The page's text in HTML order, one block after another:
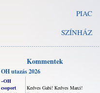
PIAC
SZÍNHÁZ
Kommentek
OH utazás 2026
~OH
csoport
Kedves Gabi! Kedves Marci!